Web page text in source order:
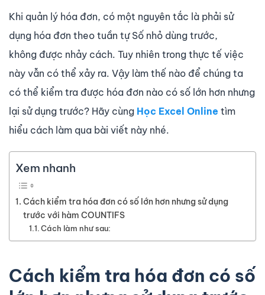
Khi quản lý hóa đơn, có một nguyên tắc là phải sử
dụng hóa đơn theo tuần tự Số nhỏ dùng trước,
không được nhảy cách. Tuy nhiên trong thực tế việc
này vẫn có thể xảy ra. Vậy làm thế nào để chúng ta
có thể kiểm tra được hóa đơn nào có số lớn hơn nhưng
lại sử dụng trước? Hãy cùng Học Excel Online tìm
hiểu cách làm qua bài viết này nhé.
Xem nhanh
Cách kiểm tra hóa đơn có số lớn hơn nhưng sử dụng
trước với hàm COUNTIFS
Cách làm như sau:
Cách kiểm tra hóa đơn có số